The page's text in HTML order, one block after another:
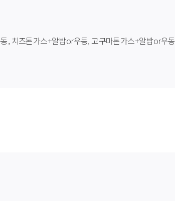
, 치즈돈가스+알밥or우동, 고구마돈가스+알밥or우동